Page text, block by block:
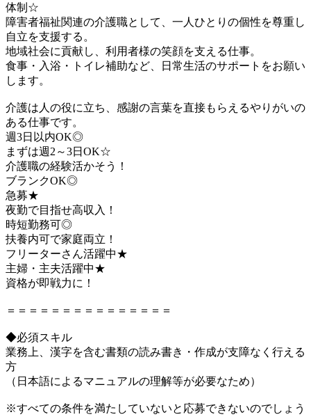
体制☆
障害者福祉関連の介護職として、一人ひとりの個性を尊重し
自立を支援する。
地域社会に貢献し、利用者様の笑顔を支える仕事。
食事・入浴・トイレ補助など、日常生活のサポートをお願い
します。
介護は人の役に立ち、感謝の言葉を直接もらえるやりがいの
ある仕事です。
週3日以内OK◎
まずは週2～3日OK☆
介護職の経験活かそう！
ブランクOK◎
急募★
夜勤で目指せ高収入！
時短勤務可◎
扶養内可で家庭両立！
フリーターさん活躍中★
主婦・主夫活躍中★
資格が即戦力に！
＝＝＝＝＝＝＝＝＝＝＝＝＝＝＝
◆必須スキル
業務上、漢字を含む書類の読み書き・作成が支障なく行える
方
（日本語によるマニュアルの理解等が必要なため）
※すべての条件を満たしていないと応募できないのでしょう